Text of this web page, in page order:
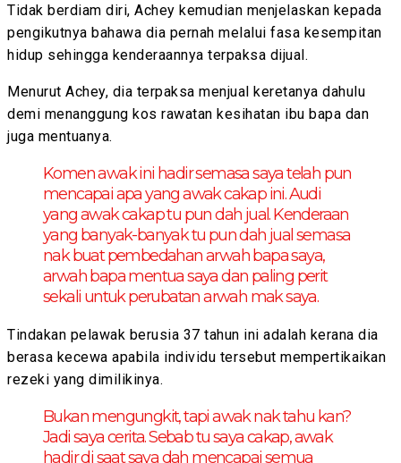
Tidak berdiam diri, Achey kemudian menjelaskan kepada
pengikutnya bahawa dia pernah melalui fasa kesempitan
hidup sehingga kenderaannya terpaksa dijual.
Menurut Achey, dia terpaksa menjual keretanya dahulu
demi menanggung kos rawatan kesihatan ibu bapa dan
juga mentuanya.
Komen awak ini hadir semasa saya telah pun
mencapai apa yang awak cakap ini. Audi
yang awak cakap tu pun dah jual. Kenderaan
yang banyak-banyak tu pun dah jual semasa
nak buat pembedahan arwah bapa saya,
arwah bapa mentua saya dan paling perit
sekali untuk perubatan arwah mak saya.
Tindakan pelawak berusia 37 tahun ini adalah kerana dia
berasa kecewa apabila individu tersebut mempertikaikan
rezeki yang dimilikinya.
Bukan mengungkit, tapi awak nak tahu kan?
Jadi saya cerita. Sebab tu saya cakap, awak
hadir di saat saya dah mencapai semua